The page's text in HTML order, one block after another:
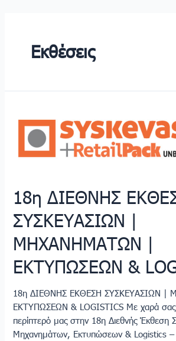
Εκθέσεις
18η ΔΙΕΘΝΗΣ
ΣΥΣΚΕΥΑΣΙΩΝ |
ΜΗΧΑΝΗΜΑΤΩΝ |
ΕΚΤΥΠΩΣΕΩΝ &
18η ΔΙΕΘΝΗΣ ΕΚΘΕΣΗ ΣΥΣΚΕΥΑΣΙΩΝ
ΕΚΤΥΠΩΣΕΩΝ & LOGISTICS Με χαρά
περίπτερό μας στην 18η Διεθνής Έκθεση
Μηχανημάτων, Εκτυπώσεων & Logistics –